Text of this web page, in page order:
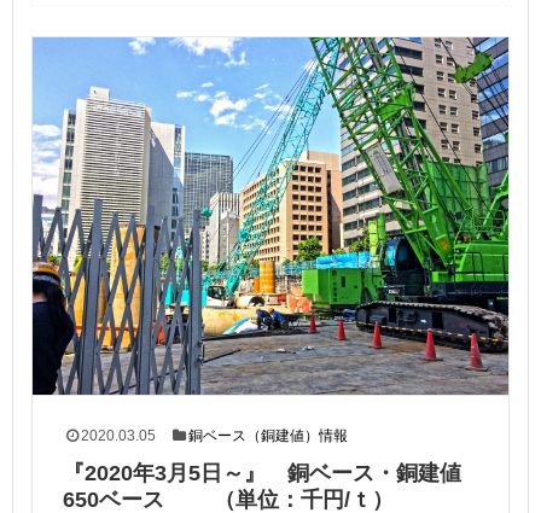
2020.03.05 銅ベース（銅建値）情報
『2020年3月5日～』 銅ベース・銅建値
650ベース （単位：千円/ｔ）